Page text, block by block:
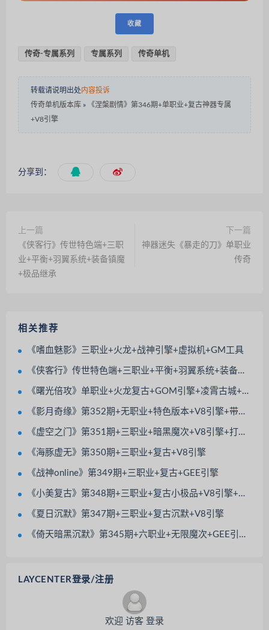
收藏
传奇-专属系列 专属系列 传奇单机
转载请说明出处 内容投诉
传奇单机版本库 »
《涅槃剧情》第346期+单职业+复古神器专属
+V8引擎
分享到：
上一篇
《侠客行》传世特色端+三职
业+平衡+羽翼系统+装备镇魔
+极品继承
下一篇
神器迷失《暴走的刀》单职业
传奇
相关推荐
《嗜血魅影》三职业+火龙+战神引擎+虚拟机+GM工具
《侠客行》传世特色端+三职业+平衡+羽翼系统+装备镇魔+极品继承
《曙光倍攻》单职业+火龙复古+GOM引擎+凌霄古城+九五之尊+强者本来+BOSS之家
《影月奇缘》第352期+无职业+特色版本+V8引擎+带光柱+觉醒大师+除魔副本
《虚空之门》第351期+三职业+暗黑魔次+V8引擎+打技能书+宠物大使+神佑法宝
《海豚虚无》第350期+三职业+复古+V8引擎
《战神online》第349期+三职业+复古+GEE引擎
《小美复古》第348期+三职业+复古小极品+V8引擎+特色BUFF+极品套装倍攻
《夏日沉默》第347期+三职业+复古沉默+V8引擎
《倚天暗黑沉默》第345期+六职业+无限魔次+GEE引擎+带假人光柱+八大陆
LAYCENTER登录/注册
欢迎 访客 登录